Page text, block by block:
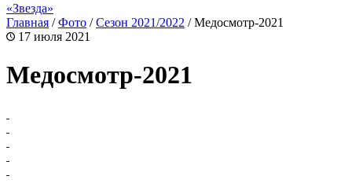
«Звезда»
Главная /Фото /Сезон 2021/2022 /Медосмотр-2021
17 июля 2021
Медосмотр-2021